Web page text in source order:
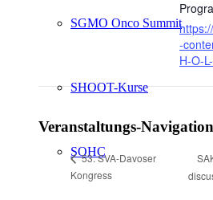
SGMO Onco Summit
SHOOT-Kurse
SOHC
-
H-O-
Veranstaltungs-Navigation
53. SVA-Davoser
Kongress